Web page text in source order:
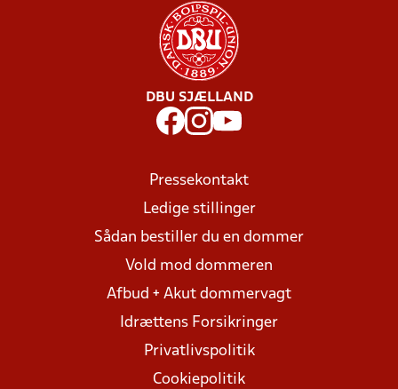
DBU SJÆLLAND
Pressekontakt
Ledige stillinger
Sådan bestiller du en dommer
Vold mod dommeren
Afbud + Akut dommervagt
Idrættens Forsikringer
Privatlivspolitik
Cookiepolitik